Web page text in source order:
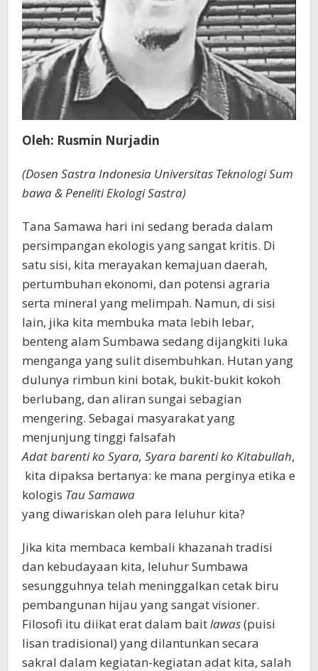
Oleh: Rusmin Nurjadin
(Dosen Sastra Indonesia Universitas Teknologi Sum
bawa & Peneliti Ekologi Sastra)
Tana Samawa hari ini sedang berada dalam
persimpangan ekologis yang sangat kritis. Di
satu sisi, kita merayakan kemajuan daerah,
pertumbuhan ekonomi, dan potensi agraria
serta mineral yang melimpah. Namun, di sisi
lain, jika kita membuka mata lebih lebar,
benteng alam Sumbawa sedang dijangkiti luka
menganga yang sulit disembuhkan. Hutan yang
dulunya rimbun kini botak, bukit-bukit kokoh
berlubang, dan aliran sungai sebagian
mengering. Sebagai masyarakat yang
menjunjung tinggi falsafah
Adat barenti ko Syara, Syara barenti ko Kitabullah,
kita dipaksa bertanya: ke mana perginya etika e
kologis Tau Samawa
yang diwariskan oleh para leluhur kita?
Jika kita membaca kembali khazanah tradisi
dan kebudayaan kita, leluhur Sumbawa
sesungguhnya telah meninggalkan cetak biru
pembangunan hijau yang sangat visioner.
Filosofi itu diikat erat dalam baitlawas(puisi
lisan tradisional) yang dilantunkan secara
sakral dalam kegiatan-kegiatan adat kita, salah